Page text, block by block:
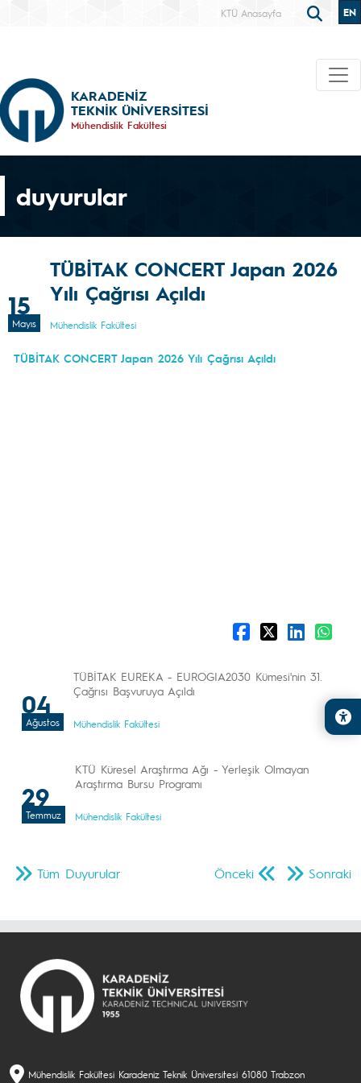
KTÜ Anasayfa EN
KARADENİZ
TEKNİK ÜNİVERSİTESİ
Mühendislik Fakültesi
duyurular
15
Mayıs
TÜBİTAK CONCERT Japan 2026
Yılı Çağrısı Açıldı
Mühendislik Fakültesi
TÜBİTAK CONCERT Japan 2026 Yılı Çağrısı Açıldı
04
Ağustos
TÜBİTAK EUREKA - EUROGIA2030 Kümesi'nin 31.
Çağrısı Başvuruya Açıldı
Mühendislik Fakültesi
29
Temmuz
KTÜ Küresel Araştırma Ağı - Yerleşik Olmayan
Araştırma Bursu Programı
Mühendislik Fakültesi
Önceki Sonraki
Tüm Duyurular
Mühendislik Fakültesi Karadeniz Teknik Üniversitesi 61080 Trabzon